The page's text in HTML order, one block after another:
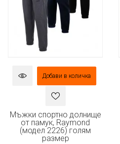
Добави в количка
Мъжки спортно долнище
от памук, Raymond
(модел 2226) голям
размер